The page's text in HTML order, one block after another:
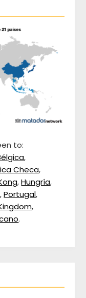
to:
,
Checa,
,Hungría,
,Portugal,
,
.